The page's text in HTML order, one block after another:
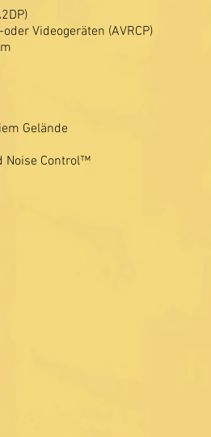
Videogeräten (AVRCP)
Gelände
Noise Control™